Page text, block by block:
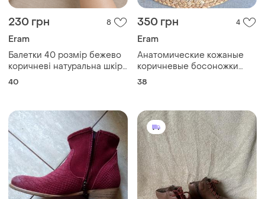
230 грн 8
Eram
Балетки 40 розмір бежево
коричневі натуральна шкіра
текстиль eram
40
350 грн 4
Eram
Анатомические кожаные
коричневые босоножки
сандалии с ремешком
38